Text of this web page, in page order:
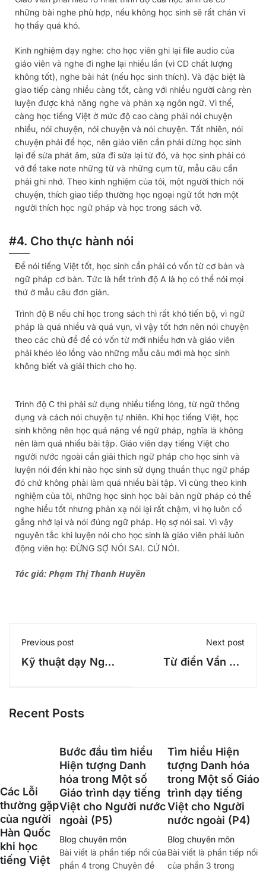
những bài nghe phù hợp, nếu không học sinh sẽ rất chán vì
họ thấy quá khó.
Kinh nghiệm dạy nghe: cho học viên ghi lại file audio của
giáo viên và nghe đi nghe lại nhiều lần (vì CD chất lượng
không tốt), nghe bài hát (nếu học sinh thích). Và đặc biệt là
giao tiếp càng nhiều càng tốt, càng với nhiều người càng rèn
luyện được khả năng nghe và phản xạ ngôn ngữ. Vì thế,
càng học tiếng Việt ở mức độ cao càng phải nói chuyện
nhiều, nói chuyện, nói chuyện và nói chuyện. Tất nhiên, nói
chuyện phải để học, nên giáo viên cần phải dừng học sinh
lại để sửa phát âm, sửa đi sửa lại từ đó, và học sinh phải có
vở để take note những từ và những cụm từ, mẫu câu cần
phải ghi nhớ. Theo kinh nghiệm của tôi, một người thích nói
chuyện, thích giao tiếp thường học ngoại ngữ tốt hơn một
người thích học ngữ pháp và học trong sách vở.
#4. Cho thực hành nói
Để nói tiếng Việt tốt, học sinh cần phải có vốn từ cơ bản và
ngữ pháp cơ bản. Tức là hết trình độ A là họ có thể nói mọi
thứ ở mẫu câu đơn giản.
Trình độ B nếu chỉ học trong sách thì rất khó tiến bộ, vì ngữ
pháp là quá nhiều và quá vụn, vì vậy tốt hơn nên nói chuyện
theo các chủ đề để có vốn từ mới nhiều hơn và giáo viên
phải khéo léo lồng vào những mẫu câu mới mà học sinh
không biết và giải thích cho họ.
Trình độ C thì phải sử dụng nhiều tiếng lóng, từ ngữ thông
dụng và cách nói chuyện tự nhiên. Khi học tiếng Việt, học
sinh không nên học quá nặng về ngữ pháp, nghĩa là không
nên làm quá nhiều bài tập. Giáo viên dạy tiếng Việt cho
người nước ngoài cần giải thích ngữ pháp cho học sinh và
luyện nói đến khi nào học sinh sử dụng thuần thục ngữ pháp
đó chứ không phải làm quá nhiều bài tập. Vì cũng theo kinh
nghiệm của tôi, những học sinh học bài bản ngữ pháp có thể
nghe hiểu tốt nhưng phản xạ nói lại rất chậm, vì họ luôn cố
gắng nhớ lại và nói đúng ngữ pháp. Họ sợ nói sai. Vì vậy
nguyên tắc khi luyện nói cho học sinh là giáo viên phải luôn
động viên họ: ĐỪNG SỢ NÓI SAI. CỨ NÓI.
Tác giả: Phạm Thị Thanh Huyền
Previous post
Kỹ thuật dạy Ngữ
tiên
Next post
Từ điển Vần Ư -
Recent Posts
Các Lỗi
thường gặp
của người
Hàn Quốc
khi học
tiếng Việt
Bước đầu tìm hiểu
Hiện tượng Danh
hóa trong Một số
Giáo trình dạy tiếng
Việt cho Người nước
ngoài (P5)
Blog chuyên môn
Bài viết là phần tiếp nối của
phần 4 trong Chuyên đề
Tìm hiểu Hiện
tượng Danh hóa
trong Một số Giáo
trình dạy tiếng
Việt cho Người
nước ngoài (P4)
Blog chuyên môn
Bài viết là phần tiếp nối
của phần 3 trong